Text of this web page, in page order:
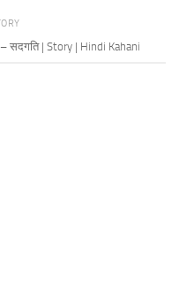
सदगति | Story | Hindi Kahani